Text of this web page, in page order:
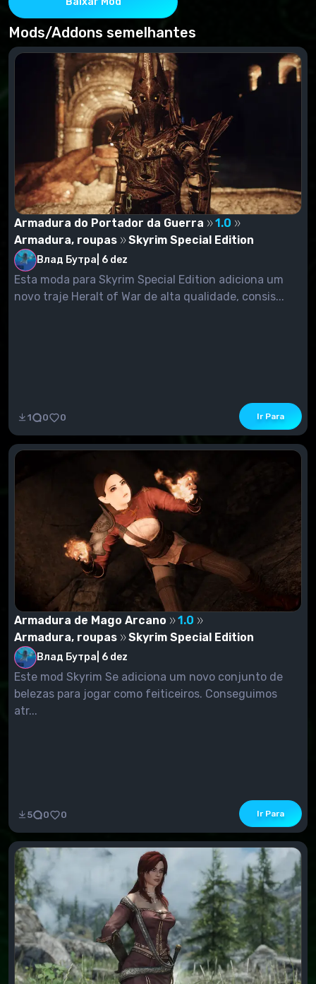
Mods/Addons semelhantes
Armadura do Portador da Guerra
1.0
Armadura, roupas
Skyrim Special Edition
Влад Бутра 6 dez
Esta moda para Skyrim Special Edition adiciona um
novo traje Heralt of War de alta qualidade, consis...
1 0 0 Ir Para
Armadura de Mago Arcano
1.0
Armadura, roupas
Skyrim Special Edition
Влад Бутра 6 dez
Este mod Skyrim Se adiciona um novo conjunto de
belezas para jogar como feiticeiros. Conseguimos
atr...
5 0 0 Ir Para